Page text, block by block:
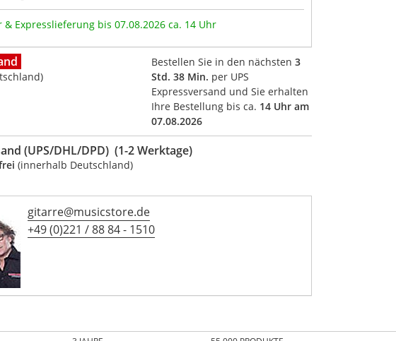
& Expresslieferung bis 07.08.2026 ca. 14 Uhr
Bestellen Sie in den nächsten3
Std. 38 Min. per UPS
Expressversand und Sie erhalten
Ihre Bestellung bis ca. 14 Uhr am
07.08.2026
(UPS/DHL/DPD) (1-2 Werktage)
(innerhalb Deutschland)
gitarre@musicstore.de
+49 (0)221 / 88 84 - 1510